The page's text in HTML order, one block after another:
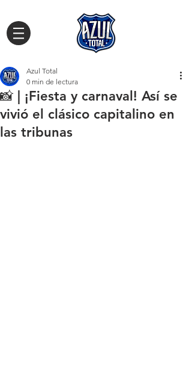
📸 | ¡Fiesta y carnaval! Así se
vivió el clásico capitalino en
las tribunas
Azul Total
0 min de lectura